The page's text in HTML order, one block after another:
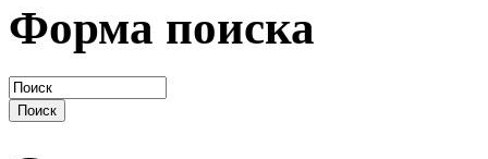
Форма поиска